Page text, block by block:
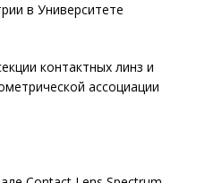
в Университете
контактных линз и
ассоциации